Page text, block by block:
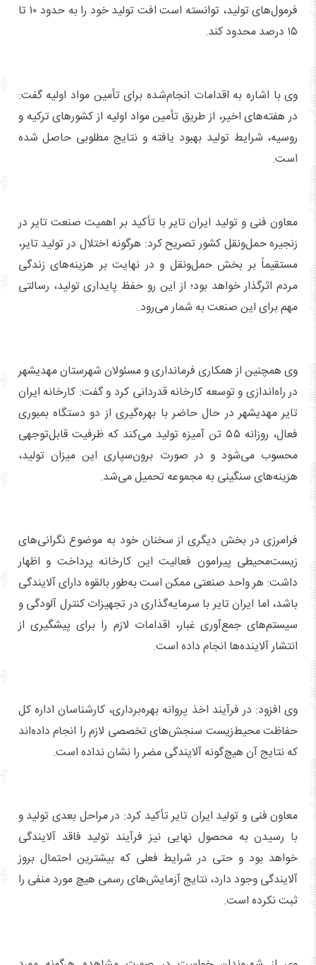
فرمول‌های تولید، توانسته است افت تولید خود را به حدود ۱۰ تا
۱۵ درصد محدود کند.
وی با اشاره به اقدامات انجام‌شده برای تأمین مواد اولیه گفت:
در هفته‌های اخیر، از طریق تأمین مواد اولیه از کشورهای ترکیه و
روسیه، شرایط تولید بهبود یافته و نتایج مطلوبی حاصل شده
است.
معاون فنی و تولید ایران تایر با تأکید بر اهمیت صنعت تایر در
زنجیره حمل‌ونقل کشور تصریح کرد: هرگونه اختلال در تولید تایر،
مستقیماً بر بخش حمل‌ونقل و در نهایت بر هزینه‌های زندگی
مردم اثرگذار خواهد بود؛ از این رو حفظ پایداری تولید، رسالتی
مهم برای این صنعت به شمار می‌رود.
وی همچنین از همکاری فرمانداری و مسئولان شهرستان مهدیشهر
در راه‌اندازی و توسعه کارخانه قدردانی کرد و گفت: کارخانه ایران
تایر مهدیشهر در حال حاضر با بهره‌گیری از دو دستگاه بمبوری
فعال، روزانه ۵۵ تن آمیزه تولید می‌کند که ظرفیت قابل‌توجهی
محسوب می‌شود و در صورت برون‌سپاری این میزان تولید،
هزینه‌های سنگینی به مجموعه تحمیل می‌شد.
فرامرزی در بخش دیگری از سخنان خود به موضوع نگرانی‌های
زیست‌محیطی پیرامون فعالیت این کارخانه پرداخت و اظهار
داشت: هر واحد صنعتی ممکن است به‌طور بالقوه دارای آلایندگی
باشد، اما ایران تایر با سرمایه‌گذاری در تجهیزات کنترل آلودگی و
سیستم‌های جمع‌آوری غبار، اقدامات لازم را برای پیشگیری از
انتشار آلاینده‌ها انجام داده است.
وی افزود: در فرآیند اخذ پروانه بهره‌برداری، کارشناسان اداره کل
حفاظت محیط‌زیست سنجش‌های تخصصی لازم را انجام داده‌اند
که نتایج آن هیچ‌گونه آلایندگی مضر را نشان نداده است.
معاون فنی و تولید ایران تایر تأکید کرد: در مراحل بعدی تولید و
با رسیدن به محصول نهایی نیز فرآیند تولید فاقد آلایندگی
خواهد بود و حتی در شرایط فعلی که بیشترین احتمال بروز
آلایندگی وجود دارد، نتایج آزمایش‌های رسمی هیچ مورد منفی را
ثبت نکرده است.